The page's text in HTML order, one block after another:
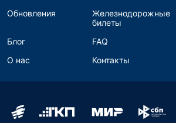
Обновления
Железнодорожные
билеты
Блог FAQ
О нас
Контакты